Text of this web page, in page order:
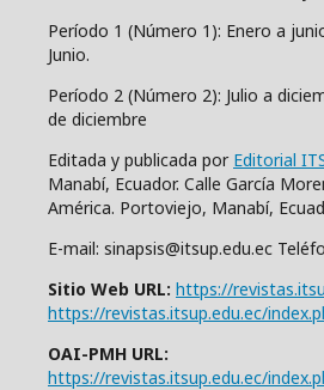
Período 1 (Número 1): Enero a
Junio.
Período 2 (Número 2): Julio a
de diciembre
Editada y publicada por Editorial
Manabí, Ecuador. Calle García
América. Portoviejo, Manabí,
E-mail: sinapsis@itsup.edu.ec
Sitio Web URL: https://
https://revistas.itsup.edu.ec/
OAI-PMH URL:
https://revistas.itsup.edu.ec/